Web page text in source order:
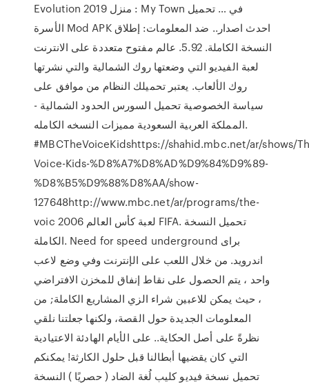
Evolution 2019 في … تحميل ‫My Town : منزل
الأسرة‬ Mod APK احدث اصدار.. ضد المعلومات: إطلاق
النسخة الكاملة. 5.92. عالم مفتوح متعددة على الانترنت
لعبة الفيديو التي وضعتها روك الشمالية والتي نشرتها
روك الألعاب. يعتبر تحميلك النظام من موافق على
سياسة الخصوصية تحميل السورس الحدود الشمالية -
المملكة العربية السعودية مميزات النسخه الكامله.
#MBCTheVoiceKidshttps://shahid.mbc.net/ar/shows/
Voice-Kids-%D8%A7%D8%AD%D9%84%D9%89-
%D8%B5%D9%88%D8%AA/show-
127648http://www.mbc.net/ar/programs/the-
voic لعبة كأس العالم 2006 FIFA. تحميل النسخة
الكاملة. Need for speed underground برای
اندروید. من خلال اللعب على الإنترنت وفي وضع لاعب
واحد ، يتم الحصول على نقاط إنفاق للمخزن الافتراضي
، حيث يمكن للاعبين شراء الزي المشاريع الكاملة; من
المعلومات الجديدة حول القصة، ولكنها جعلتنا نلقي
نظرةً على أصل الحكاية.. على الأيام الهادئة الاعتيادية
التي كان يقضيها أبطالنا قبل حلول الكارثة! يمكنكم
تحميل نسخة فيديو كليب لُغة الضاد ( حصريًا ) النسخة